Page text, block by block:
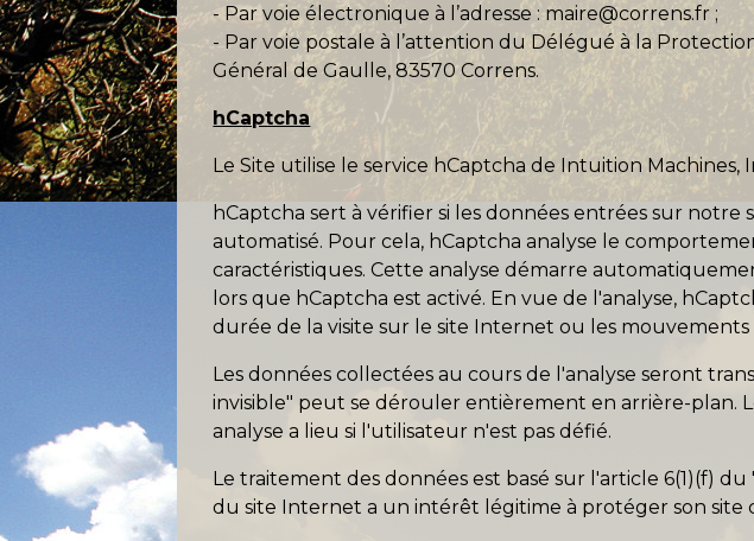
- Par voie électronique à l’adresse : maire@correns.fr ;
- Par voie postale à l’attention du Délégué à la
Général de Gaulle, 83570 Correns.
hCaptcha
Le Site utilise le service hCaptcha de Intuition
hCaptcha sert à vérifier si les données entrées sur
automatisé. Pour cela, hCaptcha analyse le
caractéristiques. Cette analyse démarre
lors que hCaptcha est activé. En vue de l'analyse,
durée de la visite sur le site Internet ou les
Les données collectées au cours de l'analyse seront
invisible" peut se dérouler entièrement en arrière-plan.
analyse a lieu si l'utilisateur n'est pas défié.
Le traitement des données est basé sur l'article 6(1)(f)
du site Internet a un intérêt légitime à protéger son site